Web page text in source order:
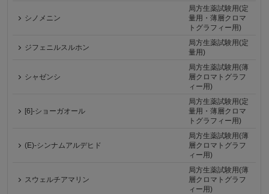
シノメニン
局方生薬試験用(定
量用・薄層クロマ
トグラフィー用)
ジフェニルスルホン
局方生薬試験用(定
量用)
シャゼンシ
局方生薬試験用(薄
層クロマトグラフ
ィー用)
[6]-ショーガオール
局方生薬試験用(定
量用・薄層クロマ
トグラフィー用)
(E)-シンナムアルデヒド
局方生薬試験用(薄
層クロマトグラフ
ィー用)
スウェルチアマリン
局方生薬試験用(薄
層クロマトグラフ
ィー用)